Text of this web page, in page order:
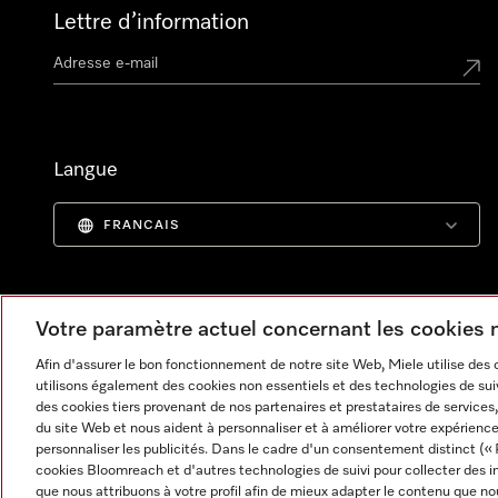
Lettre d’information
Langue
FRANCAIS
Informations légales CGV Protection des données
Votre paramètre actuel concernant les
Afin d'assurer le bon fonctionnement de notre site Web, Miele utilise
utilisons également des cookies non essentiels et des technologies de
des cookies tiers provenant de nos partenaires et prestataires de
du site Web et nous aident à personnaliser et à améliorer votre
personnaliser les publicités. Dans le cadre d'un consentement distinct
cookies Bloomreach et d'autres technologies de suivi pour collecter des
que nous attribuons à votre profil afin de mieux adapter le contenu que